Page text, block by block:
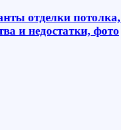
отделки
и недостатки, фото